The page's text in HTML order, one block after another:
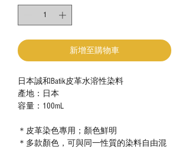
新增至購物車
日本誠和Batik皮革水溶性染料
產地：日本
容量：100mL
＊皮革染色專用；顏色鮮明
＊多款顏色，可與同一性質的染料自由混